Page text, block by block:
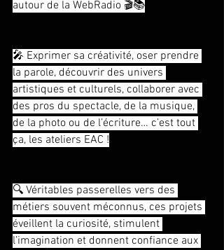
autour de la WebRadio 🎬📚
🎤 Exprimer sa créativité, oser prendre
la parole, découvrir des univers
artistiques et culturels, collaborer avec
des pros du spectacle, de la musique,
de la photo ou de l’écriture… c’est tout
ça, les ateliers EAC !
🔍 Véritables passerelles vers des
métiers souvent méconnus, ces projets
éveillent la curiosité, stimulent
l’imagination et donnent confiance aux